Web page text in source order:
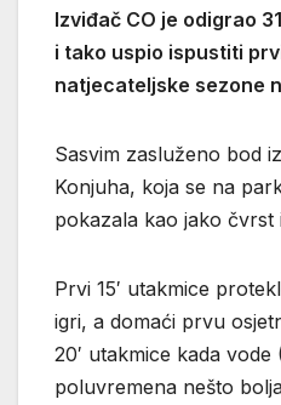
Izviđač CO je odigrao
i tako uspio ispustiti
natjecateljske sezone
Sasvim zasluženo bod
Konjuha, koja se na
pokazala kao jako čvrst
Prvi 15′ utakmice
igri, a domaći prvu
20′ utakmice kada vode
poluvremena nešto